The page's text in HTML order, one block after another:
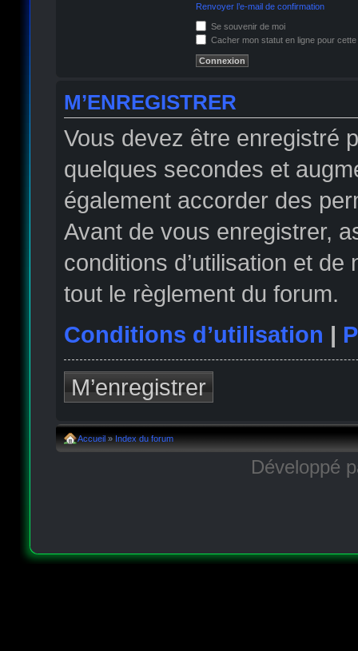
Renvoyer l’e-mail de confirmation
Se souvenir de moi
Cacher mon statut en ligne pour
M’ENREGISTRER
Vous devez être enregistré
quelques secondes et
également accorder des
Avant de vous enregistrer,
conditions d’utilisation et
tout le règlement du forum.
Conditions d’utilisation |
M’enregistrer
Accueil » Index du forum
Développé